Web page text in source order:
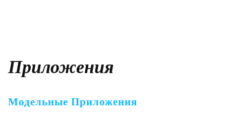
Приложения
Модельные Приложения